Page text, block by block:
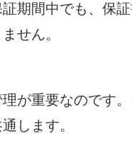
期間中でも、保
せん。
理が重要なのです
します。